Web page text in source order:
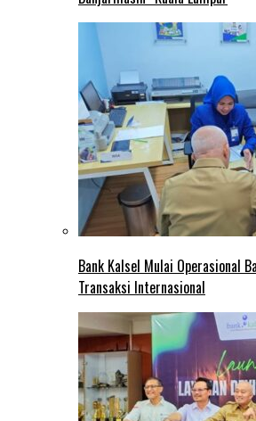
Bank Kalsel Mulai Operasional
Transaksi Internasional